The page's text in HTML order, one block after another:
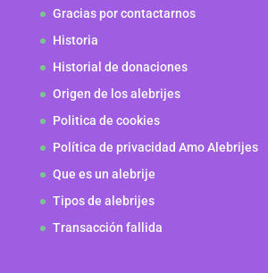
Gracias por contactarnos
Historia
Historial de donaciones
Origen de los alebrijes
Politica de cookies
Política de privacidad Amo Alebrijes
Que es un alebrije
Tipos de alebrijes
Transacción fallida